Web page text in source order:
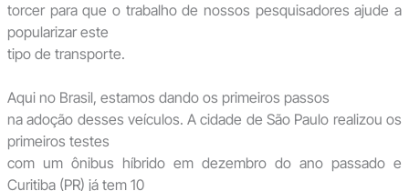
torcer para que o trabalho de nossos pesquisadores ajude a
popularizar este
tipo de transporte.
Aqui no Brasil, estamos dando os primeiros passos
na adoção desses veículos. A cidade de São Paulo realizou os
primeiros testes
com um ônibus híbrido em dezembro do ano passado e
Curitiba (PR) já tem 10